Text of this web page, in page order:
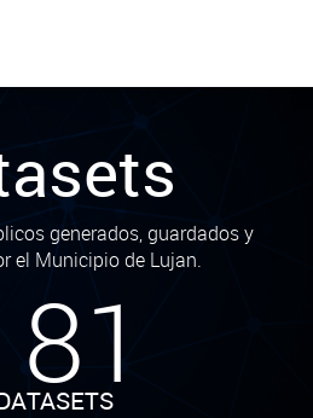
generados, guardados y
el Municipio de Lujan.